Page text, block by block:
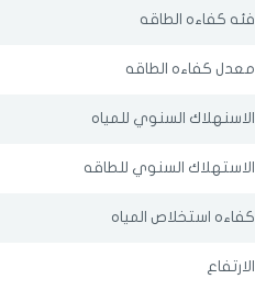
فئه كفاءه الطاقه
معدل كفاءه الطاقه
الاسنهلاك السنوي للمياه
الاستهلاك السنوي للطاقه
كفاءه استخلاص المياه
الارتفاع